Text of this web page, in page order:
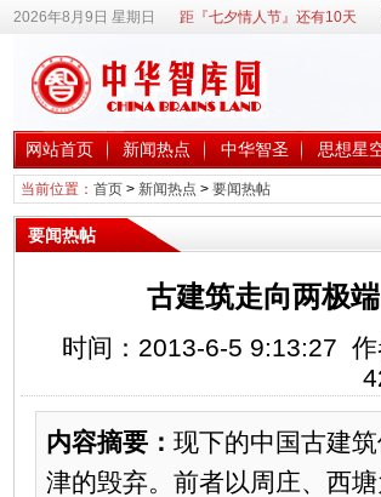
2026年8月9日 星期日 距『七夕情人节』还有10天
网站首页 新闻热点 中华智圣 思想星
当前位置： 首页> 新闻热点 > 要闻热帖
要闻热帖
古建筑走向两极
时间：2013-6-5 9:13:27
内容摘要： 现下的中国古建
津的毁弃。前者以周庄、西